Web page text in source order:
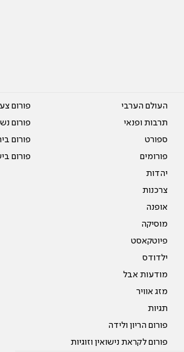
העולם הערבי
תרבות ופנאי
ספורט
פורומים
יהדות
צרכנות
אופנה
מוסיקה
פיוטקאסט
ילדודס
מודעות אבל
מזג אוויר
תגיות
פורום הריון ולידה
פורום לקראת נישואין וזוגיות
פורום
פורום
פורום
פורום